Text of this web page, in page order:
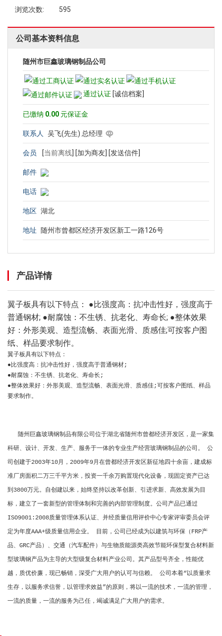
浏览次数: 595
公司基本资料信息
随州市巨鑫玻璃钢制品公司
通过认证 [诚信档案]
已缴纳 0.00 元保证金
联系人 吴飞(先生) 总经理
会员 [当前离线 [加为商友] [发送信件]
邮件
电话
地区 湖北
地址 随州市曾都区经济开发区新工一路126号
产品详情
翼子板具有以下特点： ●比强度高：抗冲击性好，强度高于
普通钢材; ●耐腐蚀：不生锈、抗老化、寿命长; ●整体效果
好：外形美观、造型流畅、表面光滑、质感佳;可按客户图
纸、样品要求制作。
翼子板具有以下特点：
●比强度高：抗冲击性好，强度高于普通钢材;
●耐腐蚀：不生锈、抗老化、寿命长;
●整体效果好：外形美观、造型流畅、表面光滑、质感佳;可按客户图纸、样品
要求制作。
随州巨鑫玻璃钢制品有限公司位于湖北省随州市曾都经济开发区，是一家集
科研、设计、开发、生产、服务于一体的专业生产经营玻璃钢制品的公司。 公
司创建于2003年10月，2009年9月在曾都经济开发区新征地四十余亩，建成标
准厂房面积二万三千平方米，投资一千余万购置现代化设备，现固定资产已达
到3800万元。自创建以来，始终坚持以改革创新、引进求新、高效发展为目
标，建立了一套新型的管理体制和完善的内部管理制度。公司产品已通过
ISO9001:2008质量管理体系认证、并经质量信用评价中心专家评审委员会评
定为年度AAA+级质量信用企业。 目前，公司已经成为以建筑与环保（FRP产
品、GRC产品）、交通（汽车配件）与生物质能源类高效节能环保型复合材料新
型玻璃钢产品为主导的大型级复合材料产业公司。其产品型号齐全，性能优
越，质优价廉，现已畅销，深受广大用户的认可与信赖。 公司本着“以质量求
生存，以服务求信誉，以管理求效益”的原则，将以一流的技术，一流的管理，
一流的质量，一流的服务为己任，竭诚满足广大用户的需求。